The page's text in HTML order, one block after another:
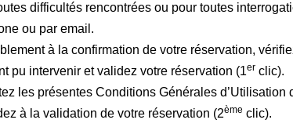
difficultés rencontrées ou pour toutes
ou par email.
à la confirmation de votre réservation,
pu intervenir et validez votre réservation (1er clic).
les présentes Conditions Générales
à la validation de votre réservation (2ème clic).